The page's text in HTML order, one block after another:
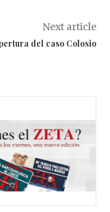
Next article
del caso Colosio